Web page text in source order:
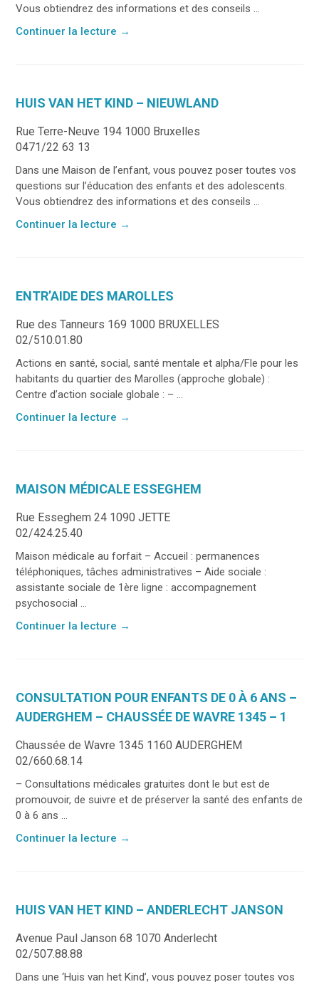
Vous obtiendrez des informations et des conseils ...
Continuer la lecture →
HUIS VAN HET KIND – NIEUWLAND
Rue Terre-Neuve 194 1000 Bruxelles
0471/22 63 13
Dans une Maison de l’enfant, vous pouvez poser toutes vos
questions sur l’éducation des enfants et des adolescents.
Vous obtiendrez des informations et des conseils ...
Continuer la lecture →
ENTR’AIDE DES MAROLLES
Rue des Tanneurs 169 1000 BRUXELLES
02/510.01.80
Actions en santé, social, santé mentale et alpha/Fle pour les
habitants du quartier des Marolles (approche globale) :
Centre d’action sociale globale : – ...
Continuer la lecture →
MAISON MÉDICALE ESSEGHEM
Rue Esseghem 24 1090 JETTE
02/424.25.40
Maison médicale au forfait – Accueil : permanences
téléphoniques, tâches administratives – Aide sociale :
assistante sociale de 1ère ligne : accompagnement
psychosocial ...
Continuer la lecture →
CONSULTATION POUR ENFANTS DE 0 À 6 ANS –
AUDERGHEM – CHAUSSÉE DE WAVRE 1345 – 1
Chaussée de Wavre 1345 1160 AUDERGHEM
02/660.68.14
– Consultations médicales gratuites dont le but est de
promouvoir, de suivre et de préserver la santé des enfants de
0 à 6 ans ...
Continuer la lecture →
HUIS VAN HET KIND – ANDERLECHT JANSON
Avenue Paul Janson 68 1070 Anderlecht
02/507.88.88
Dans une ‘Huis van het Kind’, vous pouvez poser toutes vos